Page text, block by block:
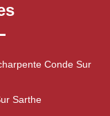
Conde Sur
Sarthe